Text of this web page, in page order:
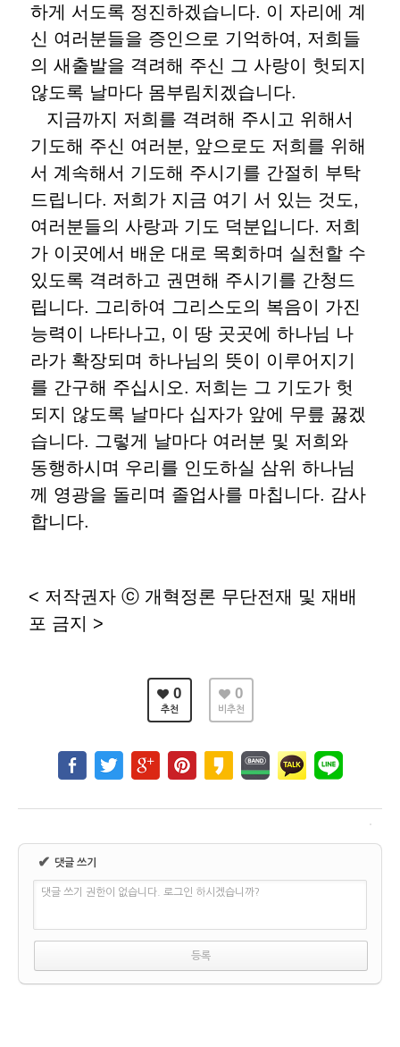
하게 서도록 정진하겠습니다. 이 자리에 계
신 여러분들을 증인으로 기억하여, 저희들
의 새출발을 격려해 주신 그 사랑이 헛되지
않도록 날마다 몸부림치겠습니다.
지금까지 저희를 격려해 주시고 위해서
기도해 주신 여러분, 앞으로도 저희를 위해
서 계속해서 기도해 주시기를 간절히 부탁
드립니다. 저희가 지금 여기 서 있는 것도,
여러분들의 사랑과 기도 덕분입니다. 저희
가 이곳에서 배운 대로 목회하며 실천할 수
있도록 격려하고 권면해 주시기를 간청드
립니다. 그리하여 그리스도의 복음이 가진
능력이 나타나고, 이 땅 곳곳에 하나님 나
라가 확장되며 하나님의 뜻이 이루어지기
를 간구해 주십시오. 저희는 그 기도가 헛
되지 않도록 날마다 십자가 앞에 무릎 꿇겠
습니다. 그렇게 날마다 여러분 및 저희와
동행하시며 우리를 인도하실 삼위 하나님
께 영광을 돌리며 졸업사를 마칩니다. 감사
합니다.
< 저작권자 ⓒ 개혁정론 무단전재 및 재배
포 금지 >
0
추천
0
비추천
✔ 댓글 쓰기
댓글 쓰기 권한이 없습니다. 로그인 하시겠습니까?